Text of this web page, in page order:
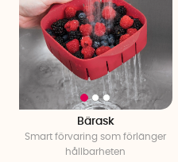
Bärask
Smart förvaring som förlänger
hållbarheten